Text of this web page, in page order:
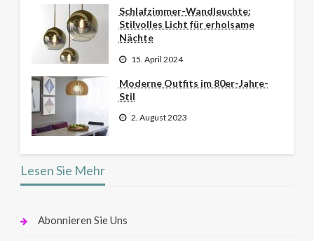
Schlafzimmer-Wandleuchte:
Stilvolles Licht für erholsame
Nächte
15. April 2024
Moderne Outfits im 80er-Jahre-
Stil
2. August 2023
Lesen Sie Mehr
Abonnieren Sie Uns